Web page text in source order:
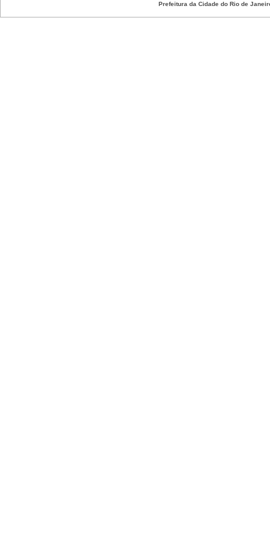
Prefeitura da Cidade do Rio de